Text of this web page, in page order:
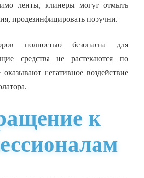
ленты, клинеры могут отмыть
продезинфицировать поручни.
полностью безопасна для
средства не растекаются по
негативное воздействие
к